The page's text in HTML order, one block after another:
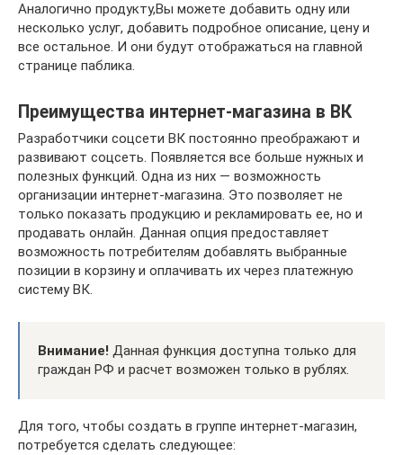
Аналогично продукту,Вы можете добавить одну или
несколько услуг, добавить подробное описание, цену и
все остальное. И они будут отображаться на главной
странице паблика.
Преимущества интернет-магазина в ВК
Разработчики соцсети ВК постоянно преображают и
развивают соцсеть. Появляется все больше нужных и
полезных функций. Одна из них — возможность
организации интернет-магазина. Это позволяет не
только показать продукцию и рекламировать ее, но и
продавать онлайн. Данная опция предоставляет
возможность потребителям добавлять выбранные
позиции в корзину и оплачивать их через платежную
систему ВК.
Внимание! Данная функция доступна только для
граждан РФ и расчет возможен только в рублях.
Для того, чтобы создать в группе интернет-магазин,
потребуется сделать следующее: